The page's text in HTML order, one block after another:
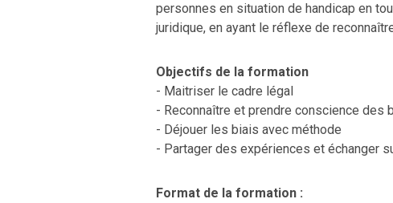
personnes en situation de handicap en
juridique, en ayant le réflexe de
Objectifs de la formation
- Maitriser le cadre légal
- Reconnaître et prendre conscience des
- Déjouer les biais avec méthode
- Partager des expériences et échanger
Format de la formation :